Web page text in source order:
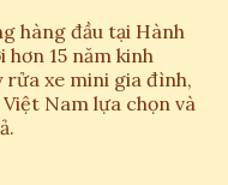
hàng đầu tại Hành
15 năm kinh
rửa xe mini gia đình,
Nam lựa chọn và